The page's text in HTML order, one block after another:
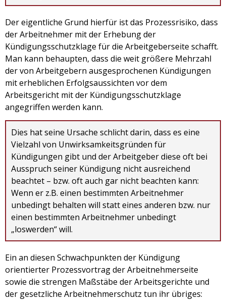
Der eigentliche Grund hierfür ist das Prozessrisiko, dass
der Arbeitnehmer mit der Erhebung der
Kündigungsschutzklage für die Arbeitgeberseite schafft.
Man kann behaupten, dass die weit größere Mehrzahl
der von Arbeitgebern ausgesprochenen Kündigungen
mit erheblichen Erfolgsaussichten vor dem
Arbeitsgericht mit der Kündigungsschutzklage
angegriffen werden kann.
Dies hat seine Ursache schlicht darin, dass es eine
Vielzahl von Unwirksamkeitsgründen für
Kündigungen gibt und der Arbeitgeber diese oft bei
Ausspruch seiner Kündigung nicht ausreichend
beachtet – bzw. oft auch gar nicht beachten kann:
Wenn er z.B. einen bestimmten Arbeitnehmer
unbedingt behalten will statt eines anderen bzw. nur
einen bestimmten Arbeitnehmer unbedingt
„loswerden“ will.
Ein an diesen Schwachpunkten der Kündigung
orientierter Prozessvortrag der Arbeitnehmerseite
sowie die strengen Maßstäbe der Arbeitsgerichte und
der gesetzliche Arbeitnehmerschutz tun ihr übriges: